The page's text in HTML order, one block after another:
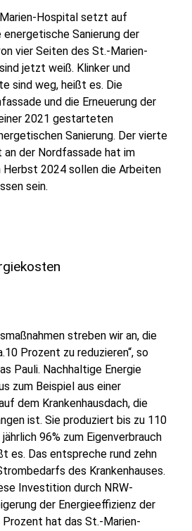
Hospital setzt auf
Sanierung der
vier Seiten des St.-Marien-
jetzt weiß. Klinker und
sind weg, heißt es. Die
und die Erneuerung der
2021 gestarteten
Sanierung. Der vierte
der Nordfassade hat im
Herbst 2024 sollen die Arbeiten
sein.
streben wir an, die
Prozent zu reduzieren“, so
Pauli. Nachhaltige Energie
zum Beispiel aus einer
dem Krankenhausdach, die
ist. Sie produziert bis zu 110
96% zum Eigenverbrauch
es. Das entspreche rund zehn
des Krankenhauses.
Investition durch NRW-
der Energieeffizienz der
Prozent hat das St.-Marien-